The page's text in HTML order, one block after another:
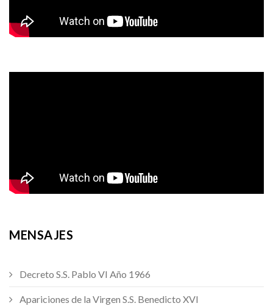
MENSAJES
Decreto S.S. Pablo VI Año 1966
Apariciones de la Virgen S.S. Benedicto XVI